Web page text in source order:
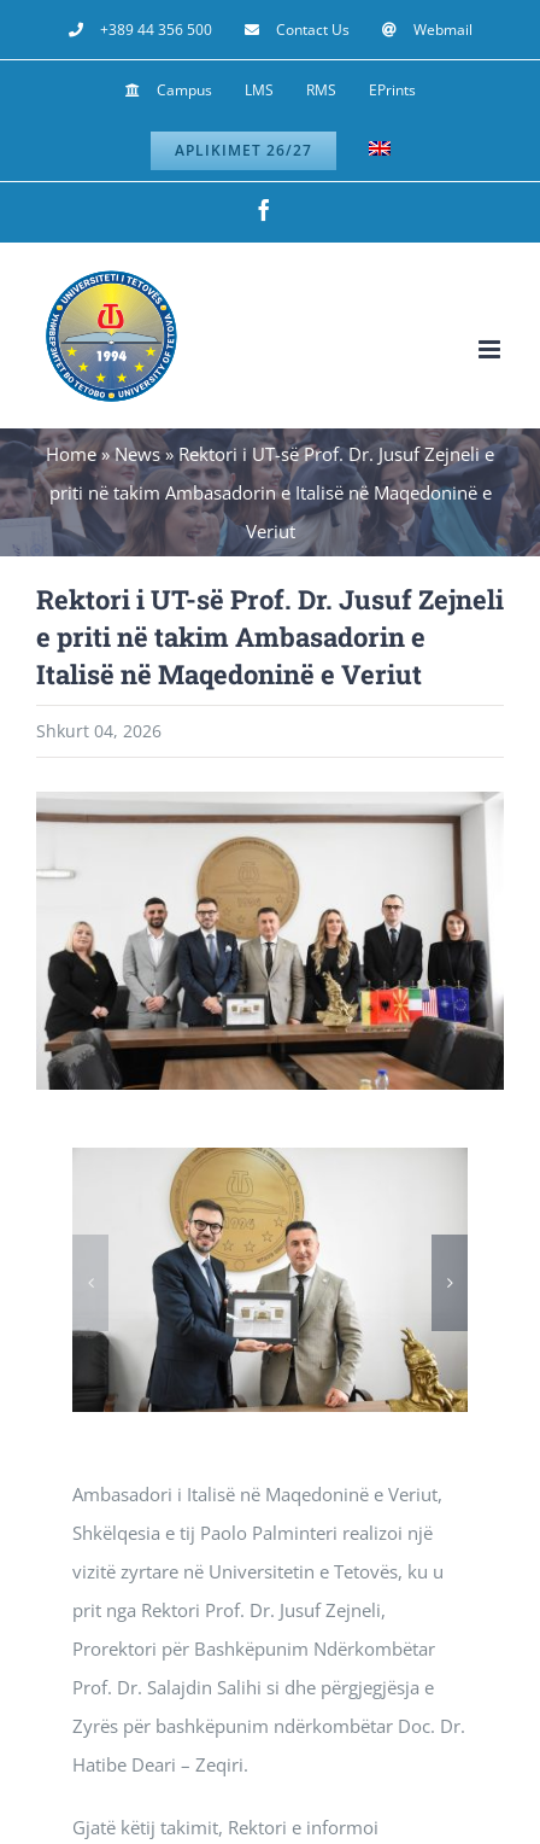
to
+389 44 356 500 Contact Us Webmail
Campus LMS RMS EPrints
APLIKIMET 26/27
Home»News» Rektori i UT-së Prof. Dr. Jusuf Zejneli e
priti në takim Ambasadorin e Italisë në Maqedoninë e
Veriut
Rektori i UT-së Prof. Dr. Jusuf Zejneli
e priti në takim Ambasadorin e
Italisë në Maqedoninë e Veriut
Shkurt 04, 2026
View
Image
Ambasadori i Italisë në Maqedoninë e Veriut,
Shkëlqesia e tij Paolo Palminteri realizoi një
vizitë zyrtare në Universitetin e Tetovës, ku u
prit nga Rektori Prof. Dr. Jusuf Zejneli,
Prorektori për Bashkëpunim Ndërkombëtar
Prof. Dr. Salajdin Salihi si dhe përgjegjësja e
Zyrës për bashkëpunim ndërkombëtar Doc. Dr.
Hatibe Deari – Zeqiri.
Gjatë këtij takimit, Rektori e informoi